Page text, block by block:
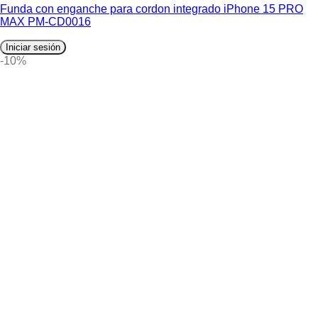
Funda con enganche para cordon integrado iPhone 15 PRO
MAX PM-CD0016
Iniciar sesión
-10%